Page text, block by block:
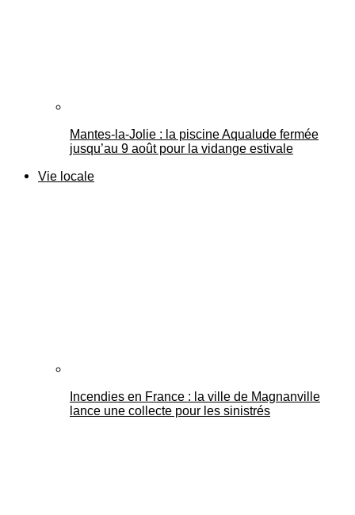
Mantes-la-Jolie : la piscine Aqualude fermée
jusqu’au 9 août pour la vidange estivale
Vie locale
Incendies en France : la ville de Magnanville
lance une collecte pour les sinistrés